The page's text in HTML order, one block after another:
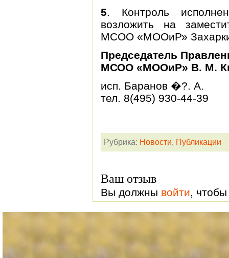
5. Контроль
возложить на
МСОО «МООиР»
Председатель
МСОО «МООиР» В. М.
исп. Баранов �?. А.
тел. 8(495) 930-44-39
Рубрика: Новости, Публикации
Ваш отзыв
Вы должны войти,